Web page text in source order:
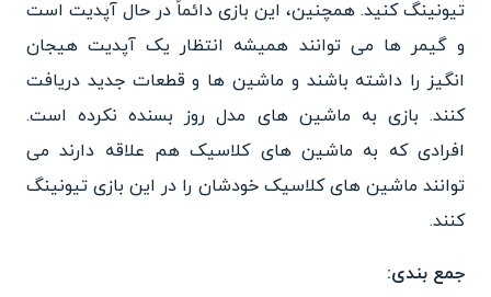
تیونینگ کنید. همچنین، این بازی دائماً در حال آپدیت است
و گیمر ها می توانند همیشه انتظار یک آپدیت هیجان
انگیز را داشته باشند و ماشین ها و قطعات جدید دریافت
کنند. بازی به ماشین های مدل روز بسنده نکرده است.
افرادی که به ماشین های کلاسیک هم علاقه دارند می
توانند ماشین های کلاسیک خودشان را در این بازی تیونینگ
کنند.
جمع بندی: